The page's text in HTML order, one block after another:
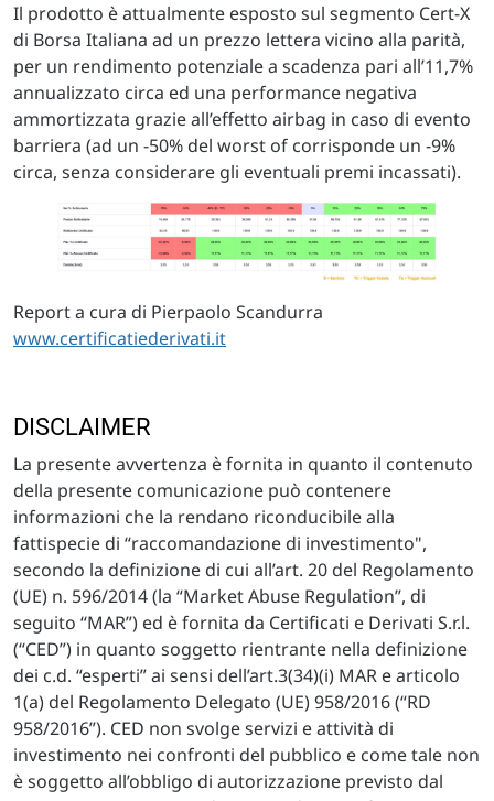
Il prodotto è attualmente esposto sul segmento Cert-X
di Borsa Italiana ad un prezzo lettera vicino alla parità,
per un rendimento potenziale a scadenza pari all’11,7%
annualizzato circa ed una performance negativa
ammortizzata grazie all’effetto airbag in caso di evento
barriera (ad un -50% del worst of corrisponde un -9%
circa, senza considerare gli eventuali premi incassati).
Report a cura di Pierpaolo Scandurra
www.certificatiederivati.it
DISCLAIMER
La presente avvertenza è fornita in quanto il contenuto
della presente comunicazione può contenere
informazioni che la rendano riconducibile alla
fattispecie di “raccomandazione di investimento",
secondo la definizione di cui all’art. 20 del Regolamento
(UE) n. 596/2014 (la “Market Abuse Regulation”, di
seguito “MAR”) ed è fornita da Certificati e Derivati S.r.l.
(“CED”) in quanto soggetto rientrante nella definizione
dei c.d. “esperti” ai sensi dell’art.3(34)(i) MAR e articolo
1(a) del Regolamento Delegato (UE) 958/2016 (“RD
958/2016”). CED non svolge servizi e attività di
investimento nei confronti del pubblico e come tale non
è soggetto all’obbligo di autorizzazione previsto dal